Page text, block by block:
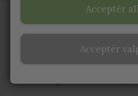
skaber farverige
Acceptér
Acceptér